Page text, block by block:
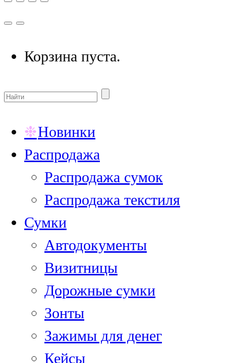
Корзина пуста.
Новинки
Распродажа
Распродажа сумок
Распродажа текстиля
Сумки
Автодокументы
Визитницы
Дорожные сумки
Зонты
Зажимы для денег
Кейсы